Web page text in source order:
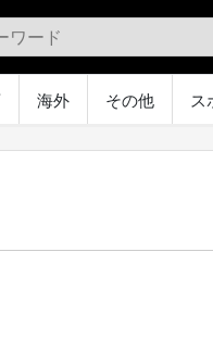
海外 その他 ス